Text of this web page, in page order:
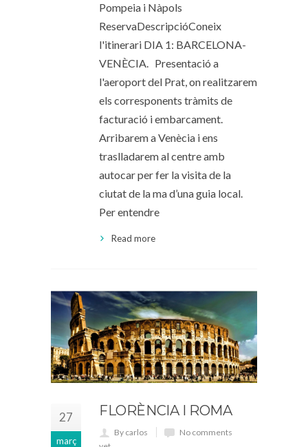
Pompeia i Nàpols
ReservaDescripcióConeix
l'itinerari DIA 1: BARCELONA-
VENÈCIA. Presentació a
l'aeroport del Prat, on realitzarem
els corresponents tràmits de
facturació i embarcament.
Arribarem a Venècia i ens
traslladarem al centre amb
autocar per fer la visita de la
ciutat de la ma d’una guia local.
Per entendre
Read more
27
març
FLORÈNCIA I ROMA
By carlos
No comments